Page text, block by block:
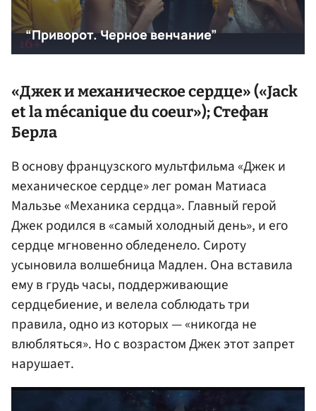
«Джек и механическое сердце» («Jack
et la mécanique du coeur»);Стефан
Берла
В основу французского мультфильма «Джек и
механическое сердце» лег роман Матиаса
Мальзье «Механика сердца». Главный герой
Джек родился в «самый холодный день», и его
сердце мгновенно обледенело. Сироту
усыновила волшебница Мадлен. Она вставила
ему в грудь часы, поддерживающие
сердцебиение, и велела соблюдать три
правила, одно из которых — «никогда не
влюбляться». Но с возрастом Джек этот запрет
нарушает.